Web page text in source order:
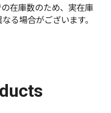
在庫数のため、実在庫
る場合がございます。